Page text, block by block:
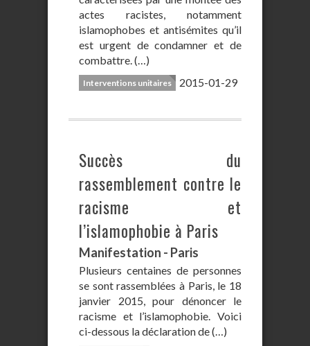
actes racistes, notamment
islamophobes et antisémites qu’il
est urgent de condamner et de
combattre. (…)
Interventions unitaires 2015-01-29
Succès du
rassemblement contre le
racisme et
l’islamophobie à Paris
Manifestation - Paris
Plusieurs centaines de personnes
se sont rassemblées à Paris, le 18
janvier 2015, pour dénoncer le
racisme et l’islamophobie. Voici
ci-dessous la déclaration de (…)